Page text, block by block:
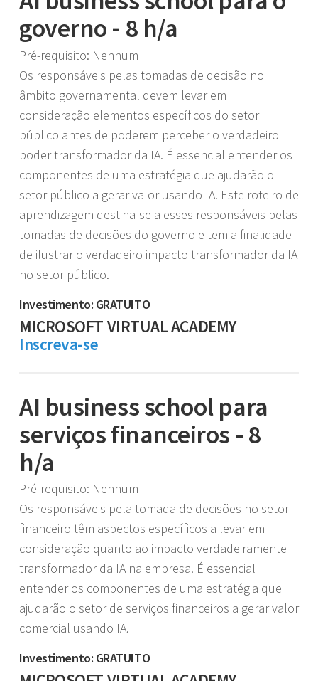
governo - 8 h/a
Pré-requisito: Nenhum
Os responsáveis pelas tomadas de decisão no
âmbito governamental devem levar em
consideração elementos específicos do setor
público antes de poderem perceber o verdadeiro
poder transformador da IA. É essencial entender os
componentes de uma estratégia que ajudarão o
setor público a gerar valor usando IA. Este roteiro de
aprendizagem destina-se a esses responsáveis pelas
tomadas de decisões do governo e tem a finalidade
de ilustrar o verdadeiro impacto transformador da IA
no setor público.
Investimento: GRATUITO
MICROSOFT VIRTUAL ACADEMY
Inscreva-se
AI business school para
serviços financeiros - 8
h/a
Pré-requisito: Nenhum
Os responsáveis pela tomada de decisões no setor
financeiro têm aspectos específicos a levar em
consideração quanto ao impacto verdadeiramente
transformador da IA na empresa. É essencial
entender os componentes de uma estratégia que
ajudarão o setor de serviços financeiros a gerar valor
comercial usando IA.
Investimento: GRATUITO